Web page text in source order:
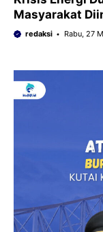
Masyarakat
redaksi Rabu, 27